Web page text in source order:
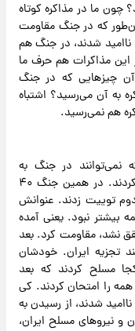
ما در مذاکره کوتاه
که در جنگ مقاومت
ناامید شدند، در جنگ هم
این مذاکرات هم حرف ما
چیزهایی که در جنگ
به آن می‌رسید؟ اشتباه
هم نمی‌رسید.
در جنگ به
خواسته‌های خود برسند، درخواست مذاکره کردند. در همین جنگ ۴۰
توییت زدند. عنوانش
بیشتر نبود. یعنی آمده
نشد، مقاومت کرد. بعد
تجزیه ایران. خودشان
مسلح کردند که بعد
را امتحان کردند. کی
شدند، از رسیدن به
و نیروهای مسلح ایران،